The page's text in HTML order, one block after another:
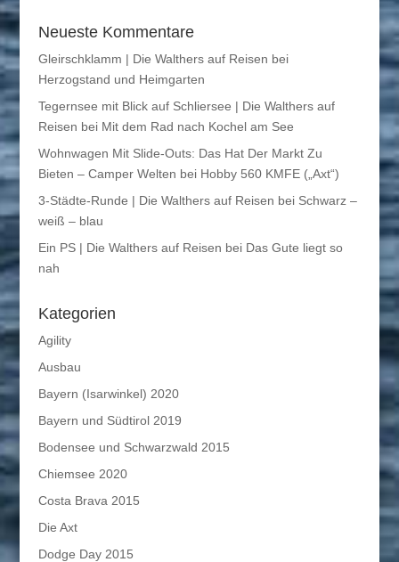
Neueste Kommentare
Gleirschklamm | Die Walthers auf Reisen bei
Herzogstand und Heimgarten
Tegernsee mit Blick auf Schliersee | Die Walthers auf
Reisen bei Mit dem Rad nach Kochel am See
Wohnwagen Mit Slide-Outs: Das Hat Der Markt Zu
Bieten – Camper Welten bei Hobby 560 KMFE („Axt“)
3-Städte-Runde | Die Walthers auf Reisen bei Schwarz –
weiß – blau
Ein PS | Die Walthers auf Reisen bei Das Gute liegt so
nah
Kategorien
Agility
Ausbau
Bayern (Isarwinkel) 2020
Bayern und Südtirol 2019
Bodensee und Schwarzwald 2015
Chiemsee 2020
Costa Brava 2015
Die Axt
Dodge Day 2015